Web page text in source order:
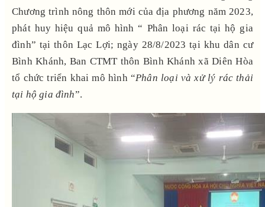
Chương trình nông thôn mới của địa phương năm 2023,
phát huy hiệu quả mô hình “ Phân loại rác tại hộ gia
đình” tại thôn Lạc Lợi; ngày 28/8/2023 tại khu dân cư
Bình Khánh, Ban CTMT thôn Bình Khánh xã Diên Hòa
tổ chức triển khai mô hình “Phân loại và xử lý rác thải
tại hộ gia đình”.